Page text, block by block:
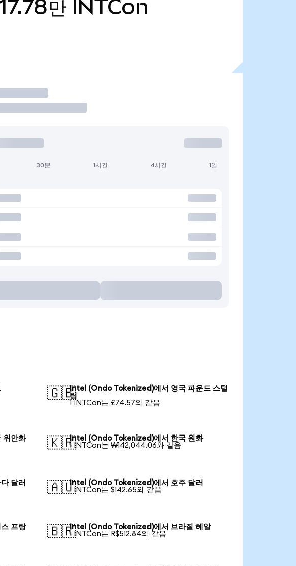
17.78만 INTCon
30분 1시간 4시간 1일
🇬🇧Intel (Ondo Tokenized)에서 영국 파운드 스털
링
1 INTCon는 £74.57와 같음
위안화
🇰🇷Intel (Ondo Tokenized)에서 한국 원화
1 INTCon는 ₩142,044.06와 같음
달러
🇦🇺Intel (Ondo Tokenized)에서 호주 달러
1 INTCon는 $142.65와 같음
프랑
🇧🇷Intel (Ondo Tokenized)에서 브라질 헤알
1 INTCon는 R$512.84와 같음